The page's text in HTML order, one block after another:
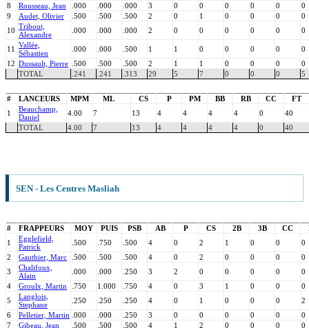
8
Rousseau, Jean .000 .000 .000 3 0 0 0 0 0
0
9
Audet, Olivier .500 .500 .500 2 0 1 0 0 0
0
10 Tribout,
Alexandre
.000 .000 .000 2 0 0 0 0 0 0
11 Vallée,
Sébastien
.000 .000 .500 1 1 0 0 0 0
0
12 Dussault, Pierre .500 .500 .500 2 1 1 0 0 0
0
TOTAL
.241 .241 .313 29 5 7 0 0 0 5
# LANCEURS MPM ML CS P PM BB RB CC
FT
1
Beauchamp,
Daniel
4.00 7 13 4 4 4 4 0
40
TOTAL
4.00 7 13 4 4 4 4 0 40
SEN - Les Centres Masliah
# FRAPPEURS MOY PUIS PSB AB P CS 2B 3B CC
1
Egglefield,
Patrick
.500 .750 .500 4 0 2 1 0 0
0
2
Gauthier, Marc .500 .500 .500 4 0 2 0 0 0
0
3
Chalifoux,
Alain
.000 .000 .250 3 2 0 0 0 0
0
4
Groulx, Martin .750 1.000 .750 4 0 3 1 0 0
0
5
Langlois,
Stephane
.250 .250 .250 4 0 1 0 0 0
2
6
Pelletier, Martin .000 .000 .250 3 0 0 0 0 0
0
7
Gibeau, Jean .500 .500 .500 4 1 2 0 0 0
0